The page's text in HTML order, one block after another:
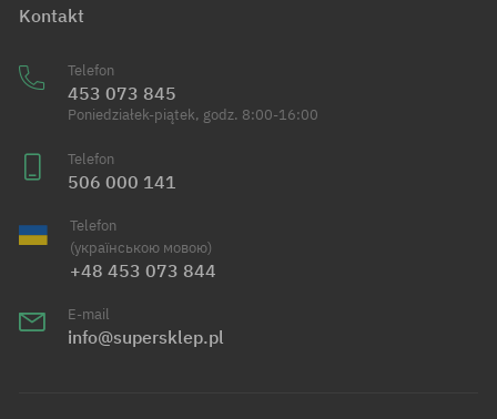
Kontakt
Telefon
453 073 845
Poniedziałek-piątek, godz. 8:00-16:00
Telefon
506 000 141
Telefon
(українською мовою)
+48 453 073 844
E-mail
info@supersklep.pl